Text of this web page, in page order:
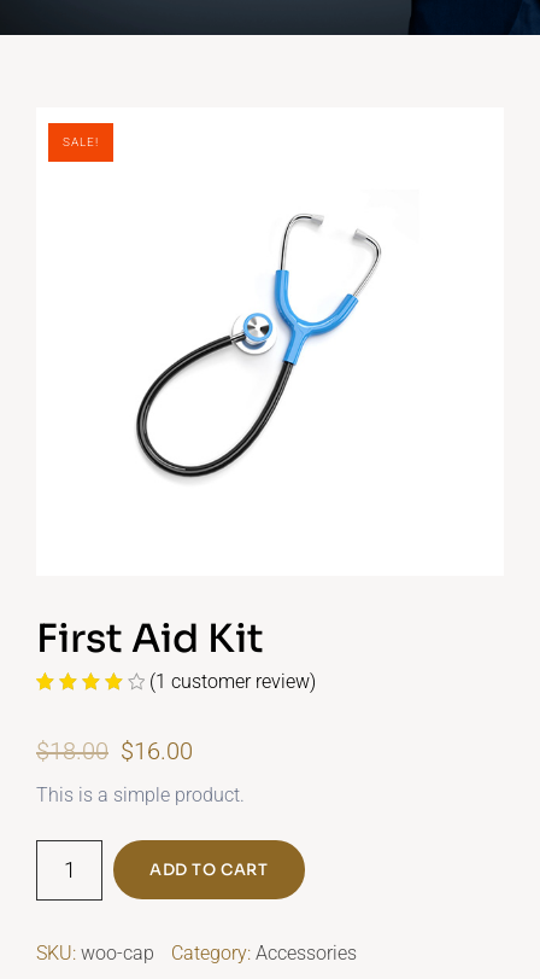
SALE!
First Aid Kit
of 5
customer
rating
(1 customer review)
$18.00 Original
price
$18.00.
$16.00
price
$16.00.
This is a simple product.
quantity
ADD TO CART
SKU: woo-cap Category: Accessories